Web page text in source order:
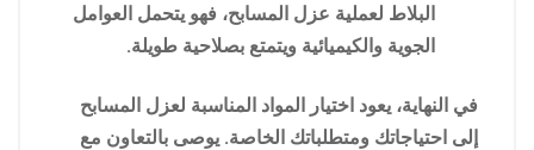
البلاط لعملية عزل المسابح، فهو يتحمل العوامل
الجوية والكيميائية ويتمتع بصلاحية طويلة.
في النهاية، يعود اختيار المواد المناسبة لعزل المسابح
إلى احتياجاتك ومتطلباتك الخاصة. يوصى بالتعاون مع